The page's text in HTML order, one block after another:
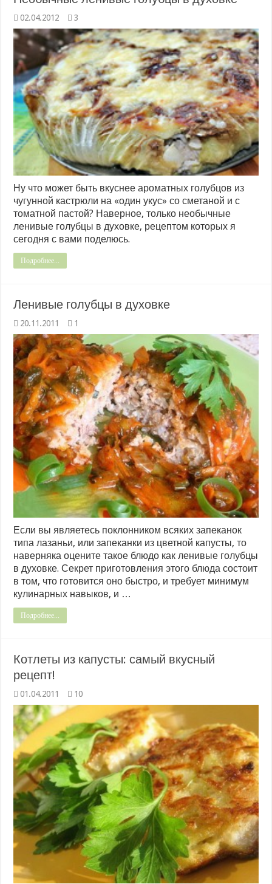
02.04.2012 3
Ну что может быть вкуснее ароматных голубцов из
чугунной кастрюли на «один укус» со сметаной и с
томатной пастой? Наверное, только необычные
ленивые голубцы в духовке, рецептом которых я
сегодня с вами поделюсь.
Подробнее...
Ленивые голубцы в духовке
20.11.2011 1
Если вы являетесь поклонником всяких запеканок
типа лазаньи, или запеканки из цветной капусты, то
наверняка оцените такое блюдо как ленивые голубцы
в духовке. Секрет приготовления этого блюда состоит
в том, что готовится оно быстро, и требует минимум
кулинарных навыков, и …
Подробнее...
Котлеты из капусты: самый вкусный
рецепт!
01.04.2011 10